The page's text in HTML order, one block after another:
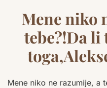
Mene niko
tebe?!Da li
Mene niko ne razumije, a